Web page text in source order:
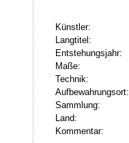
Künstler:
Langtitel:
Entstehungsjahr:
Maße:
Technik:
Aufbewahrungsort:
Sammlung:
Land:
Kommentar: